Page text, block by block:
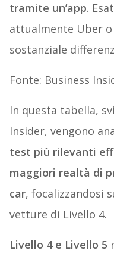
tramite un’app.
attualmente Uber
sostanziale
Fonte: Business
In questa tabella,
Insider, vengono
test più rilevanti
maggiori realtà di
car, focalizzandosi
vetture di Livello 4.
Livello 4 e Livello 5